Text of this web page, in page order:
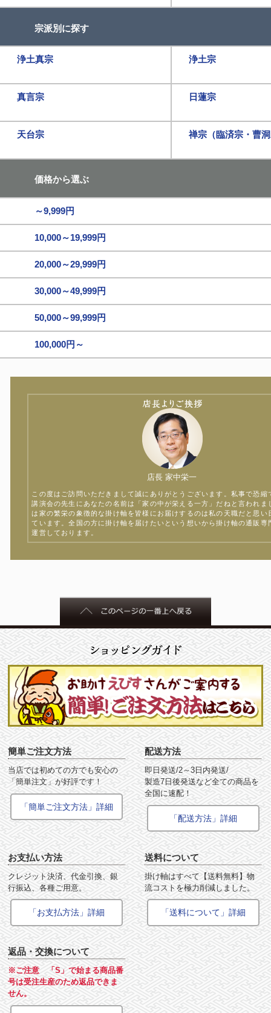
宗派別に探す
浄土真宗 浄土宗
真言宗 日蓮宗
天台宗 禅宗（臨済宗・曹
価格から選ぶ
～9,999円
10,000～19,999円
20,000～29,999円
30,000～49,999円
50,000～99,999円
100,000円～
店長 家中栄一
この度はご訪問いただきまして誠にありがとうございます。私事で恐縮
講演会の先生にあなたの名前は「家の中が栄える一方」だねと言われま
は家の繁栄の象徴的な掛け軸を皆様にお届けするのは私の天職だと思い
ています。全国の方に掛け軸を届けたいという想いから掛け軸の通販専
運営しております。
簡単ご注文方法
当店では初めての方でも安心の
「簡単注文」が好評です！
「簡単ご注文方法」詳細
配送方法
即日発送/2～3日内発送/
製造7日後発送など全ての商品を
全国に速配！
「配送方法」詳細
お支払い方法
クレジット決済、代金引換、銀
行振込、各種ご用意。
「お支払方法」詳細
送料について
掛け軸はすべて【送料無料】物
流コストを極力削減しました。
「送料について」詳細
返品・交換について
※ご注意 「S」で始まる商品番
号は受注生産のため返品できま
せん。